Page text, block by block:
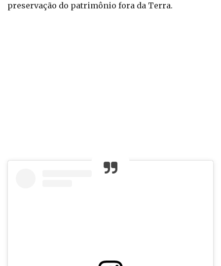
preservação do patrimônio fora da Terra.